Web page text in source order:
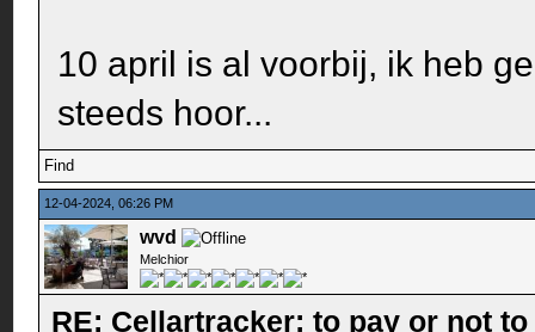
10 april is al voorbij, ik heb
steeds hoor...
Find
12-04-2024, 06:26 PM
wvd
Melchior
RE: Cellartracker: to pay or not to